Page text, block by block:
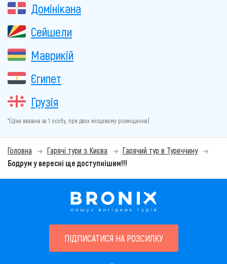
Домінікана
Сейшели
Маврикій
Єгипет
Грузія
*(Ціна вказана за 1 особу, при двох місцевому розміщення)
Головна Гарячі тури з Києва
Гарячий тур в Туреччину
Бодрум у вересні ще доступнішим!!!
ПІДПИСАТИСЯ НА РОЗСИЛКУ